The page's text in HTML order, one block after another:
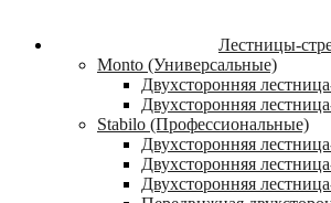
Лестницы-
Monto (Универсальные)
Двухсторонняя
Двухсторонняя
Stabilo (Профессиональные)
Двухсторонняя
Двухсторонняя
Двухсторонняя